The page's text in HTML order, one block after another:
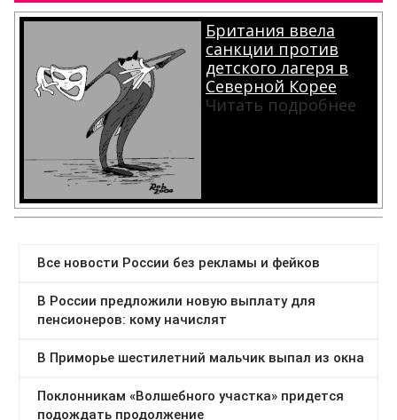
Британия ввела
санкции против
детского лагеря в
Северной Корее
Читать подробнее